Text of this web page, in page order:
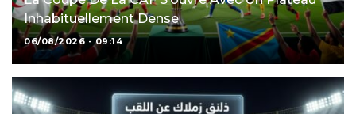
Inhabituellement Dense
06/08/2026 - 09:14